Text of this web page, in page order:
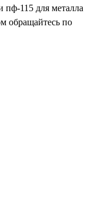
пф-115 для металла
обращайтесь по